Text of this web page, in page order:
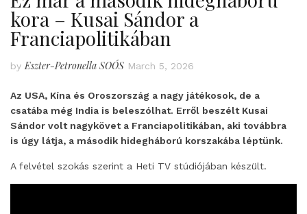
kora – Kusai Sándor a
Franciapolitikában
by Eszter-Petronella SOÓS March 5, 2026
Az USA, Kína és Oroszország a nagy játékosok, de a
csatába még India is beleszólhat. Erről beszélt Kusai
Sándor volt nagykövet a Franciapolitikában, aki továbbra
is úgy látja, a második hidegháború korszakába léptünk.
A felvétel szokás szerint a Heti TV stúdiójában készült.